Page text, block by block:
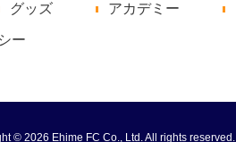
グッズ アカデミー
ー
© 2026 Ehime FC Co., Ltd. All rights reserved.